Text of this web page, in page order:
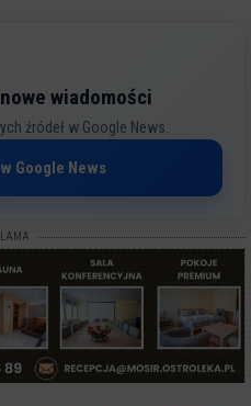
wiadomości
źródeł w Google News.
Google News